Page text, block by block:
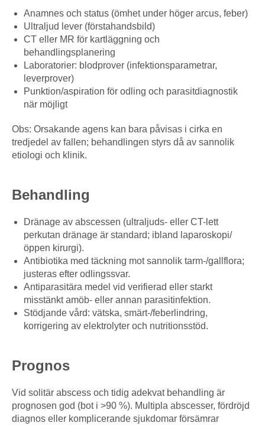
Anamnes och status (ömhet under höger arcus, feber)
Ultraljud lever (förstahandsbild)
CT eller MR för kartläggning och
behandlingsplanering
Laboratorier: blodprover (infektionsparametrar,
leverprover)
Punktion/aspiration för odling och parasitdiagnostik
när möjligt
Obs: Orsakande agens kan bara påvisas i cirka en
tredjedel av fallen; behandlingen styrs då av sannolik
etiologi och klinik.
Behandling
Dränage av abscessen (ultraljuds- eller CT-lett
perkutan dränage är standard; ibland laparoskopi/
öppen kirurgi).
Antibiotika med täckning mot sannolik tarm-/gallflora;
justeras efter odlingssvar.
Antiparasitära medel vid verifierad eller starkt
misstänkt amöb- eller annan parasitinfektion.
Stödjande vård: vätska, smärt-/feberlindring,
korrigering av elektrolyter och nutritionsstöd.
Prognos
Vid solitär abscess och tidig adekvat behandling är
prognosen god (bot i >90 %). Multipla abscesser, fördröjd
diagnos eller komplicerande sjukdomar försämrar